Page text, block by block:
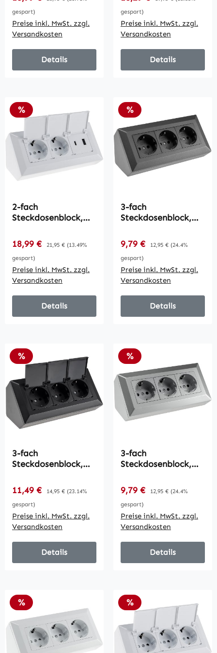
Aufbaumontage,
USB 3,1A, PD
gespart)
Preise inkl. MwSt. zzgl.
Versandkosten
Details
Aufbaumontage,
USB 3,1A, PD
gespart)
Preise inkl. MwSt. zzgl.
Versandkosten
Details
Rabatt
%
2-fach
Steckdosenblock,
250V~/ 16A, USB
3,1A, PD, mit
Klappen
Verkaufspreis:
18,99 € Regulärer Preis:
21,95 € (13.49%
gespart)
Preise inkl. MwSt. zzgl.
Versandkosten
Details
Rabatt
%
3-fach
Steckdosenblock,
16A,
Aufbaumontage
Verkaufspreis:
9,79 € Regulärer Preis:
12,95 € (24.4%
gespart)
Preise inkl. MwSt. zzgl.
Versandkosten
Details
Rabatt
%
3-fach
Steckdosenblock,
16A,
Aufbaumontage mit
Klappen
Verkaufspreis:
11,49 € Regulärer Preis:
14,95 € (23.14%
gespart)
Preise inkl. MwSt. zzgl.
Versandkosten
Details
Rabatt
%
3-fach
Steckdosenblock,
Aufbaumontage
Verkaufspreis:
9,79 € Regulärer Preis:
12,95 € (24.4%
gespart)
Preise inkl. MwSt. zzgl.
Versandkosten
Details
Rabatt
% Rabatt
%